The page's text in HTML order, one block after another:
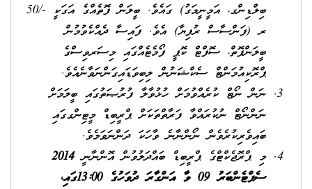
ބިލްޑިންގ، އަމީނީމަގު) ގައެވެ. ބީލަން ފޮތެއްގެ އަގަކީ -/50
ރ (ފަންސާސް ރުފިޔާ) އެވެ. ފައިސާ ދެއްކެވުމުން
ބީލަންފޮތް، ސޮފްޓް ކޮޕީ ފޯމެޓެއްގައި މިސަރވިސްގެ
ޕްރޮކިއުމަންޓް ސެކްޝަނުން ލިބިވަޑައިގަންނަވާނެއެވެ.
ނަން ނޯޓް ކުރެއްވުމަށް ހުޅުވާލާ ފުރުޞަތުގައި ބީލަމަށް
ނަންނޯޓް ނުކުރައްވާ ފަރާތްތަކަށް ޕްރީބިޑް މީޓިންގގައި
ބައިވެރިކުރެވެން ނޯންނާނެ ވާހަކަ ދަންނަވަމެވެ.
މި ޕްރޮޖެކްޓްގެ ޕްރީބިޑް ބައްދަލުވުން އޮންނާނީ2014
ސެޕްޓެންބަރު 09 ވާ އަންގާރަ ދުވަހުގެ 13:00
ގައި،